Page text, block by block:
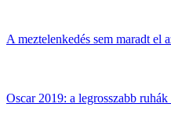
A meztelenkedés sem maradt el
Oscar 2019: a legrosszabb